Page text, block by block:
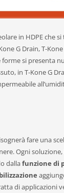
in HDPE che
G Drain, T-
si presenta
in T-Kone G
fare una
Ogni
dallafunzione di
di applicazioni